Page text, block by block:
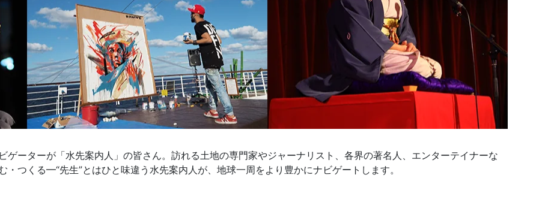
ゲーターが「水先案内人」の皆さん。訪れる土地の専門家やジャーナリスト、各界の著名人、エンターテイナーな
つくる━“先生”とはひと味違う水先案内人が、地球一周をより豊かにナビゲートします。